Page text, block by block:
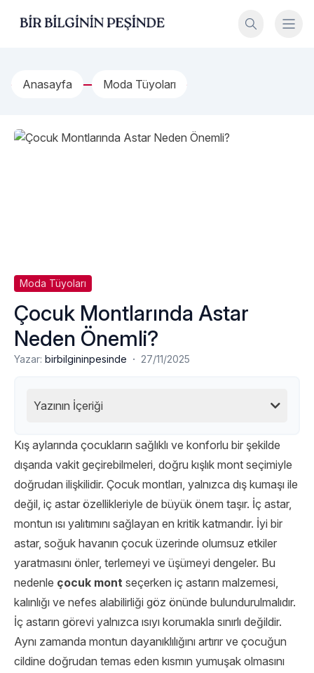
Bir Bilginin Peşinde!
Anasayfa Moda Tüyoları
Moda Tüyoları
Çocuk Montlarında Astar
Neden Önemli?
Yazar: birbilgininpesinde · 27/11/2025
Yazının İçeriği
Kış aylarında çocukların sağlıklı ve konforlu bir şekilde
dışarıda vakit geçirebilmeleri, doğru kışlık mont seçimiyle
doğrudan ilişkilidir. Çocuk montları, yalnızca dış kumaşı ile
değil, iç astar özellikleriyle de büyük önem taşır. İç astar,
montun ısı yalıtımını sağlayan en kritik katmandır. İyi bir
astar, soğuk havanın çocuk üzerinde olumsuz etkiler
yaratmasını önler, terlemeyi ve üşümeyi dengeler. Bu
nedenle çocuk mont seçerken iç astarın malzemesi,
kalınlığı ve nefes alabilirliği göz önünde bulundurulmalıdır.
İç astarın görevi yalnızca ısıyı korumakla sınırlı değildir.
Aynı zamanda montun dayanıklılığını artırır ve çocuğun
cildine doğrudan temas eden kısmın yumuşak olmasını